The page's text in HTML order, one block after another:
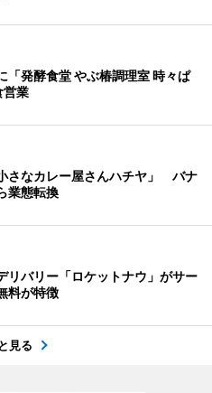
「発酵食堂 やぶ椿調理室 時々ぱ
業
さなカレー屋さんハチヤ」 バナ
業態転換
リバリー「ロケットナウ」がサー
料が特徴
見る